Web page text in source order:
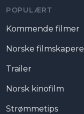
POPULÆRT
Kommende filmer
Norske filmskapere
Trailer
Norsk kinofilm
Strømmetips